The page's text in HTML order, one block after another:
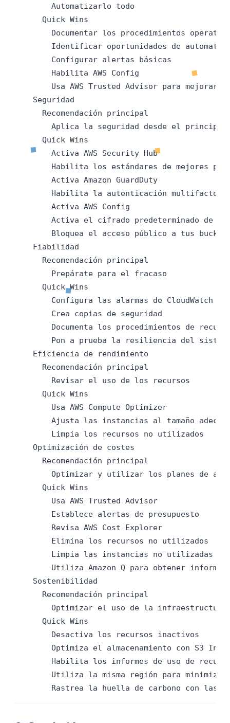
        Automatizarlo todo
      Quick Wins
Documentar los procedimientos
Identificar oportunidades de
        Configurar alertas básicas
        Habilita AWS Config
Usa AWS Trusted Advisor para mejorar
    Seguridad
      Recomendación principal
        Aplica la seguridad desde el principio
      Quick Wins
        Activa AWS Security Hub
Habilita los estándares de mejores
        Activa Amazon GuardDuty
        Habilita la autenticación multifactor
        Activa AWS Config
Activa el cifrado predeterminado de
Bloquea el acceso público a tus
    Fiabilidad
      Recomendación principal
        Prepárate para el fracaso
      Quick Wins
        Configura las alarmas de CloudWatch
        Crea copias de seguridad
Documenta los procedimientos de
Pon a prueba la resiliencia del
    Eficiencia de rendimiento
      Recomendación principal
        Revisar el uso de los recursos
      Quick Wins
        Usa AWS Compute Optimizer
Ajusta las instancias al tamaño
        Limpia los recursos no utilizados
    Optimización de costes
      Recomendación principal
Optimizar y utilizar los planes de
      Quick Wins
        Usa AWS Trusted Advisor
        Establece alertas de presupuesto
        Revisa AWS Cost Explorer
        Elimina los recursos no utilizados
Limpia las instancias no utilizadas o
Utiliza Amazon Q para obtener
    Sostenibilidad
      Recomendación principal
        Optimizar el uso de la infraestructura
      Quick Wins
        Desactiva los recursos inactivos
Optimiza el almacenamiento con S3
Habilita los informes de uso de
Utiliza la misma región para